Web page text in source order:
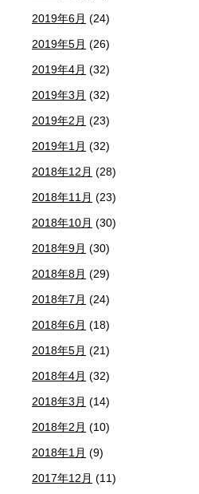
2019年6月 (24)
2019年5月 (26)
2019年4月 (32)
2019年3月 (32)
2019年2月 (23)
2019年1月 (32)
2018年12月 (28)
2018年11月 (23)
2018年10月 (30)
2018年9月 (30)
2018年8月 (29)
2018年7月 (24)
2018年6月 (18)
2018年5月 (21)
2018年4月 (32)
2018年3月 (14)
2018年2月 (10)
2018年1月 (9)
2017年12月 (11)